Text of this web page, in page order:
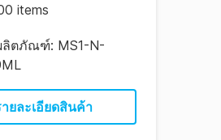
items
ลิตภัณฑ์: MS1-N-
ยละเอียดสินค้า